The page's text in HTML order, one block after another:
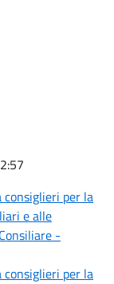
consiglieri per la
e alle
-
consiglieri per la